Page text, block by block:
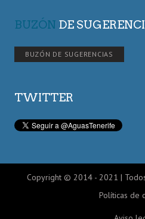
BUZÓN DE
BUZÓN DE SUGERENCIAS
TWITTER
Copyright © 2014 - 2021 |
Políticas de